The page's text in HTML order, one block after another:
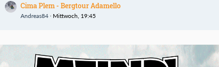
Cima Plem - Bergtour Adamello
Andreas84 Mittwoch, 19:45